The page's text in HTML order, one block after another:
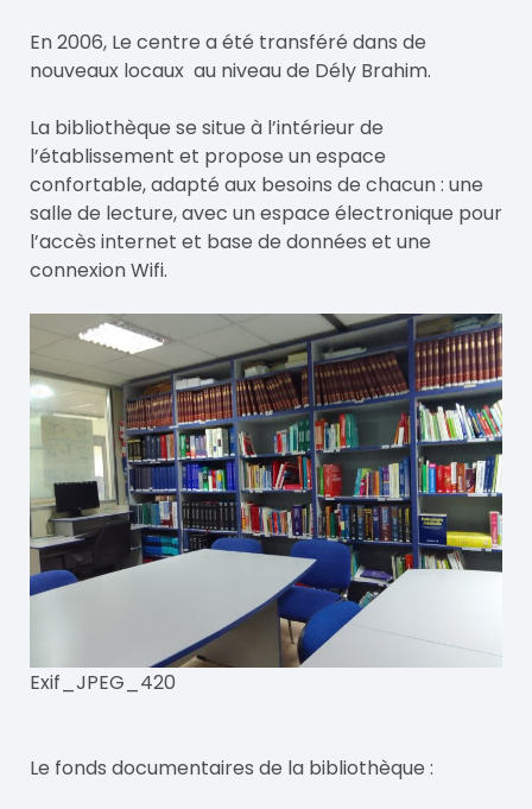
En 2006, Le centre a été transféré dans de
nouveaux locaux au niveau de Dély Brahim.
La bibliothèque se situe à l’intérieur de
l’établissement et propose un espace
confortable, adapté aux besoins de chacun : une
salle de lecture, avec un espace électronique pour
l’accès internet et base de données et une
connexion Wifi.
Exif_JPEG_420
Le fonds documentaires de la bibliothèque :